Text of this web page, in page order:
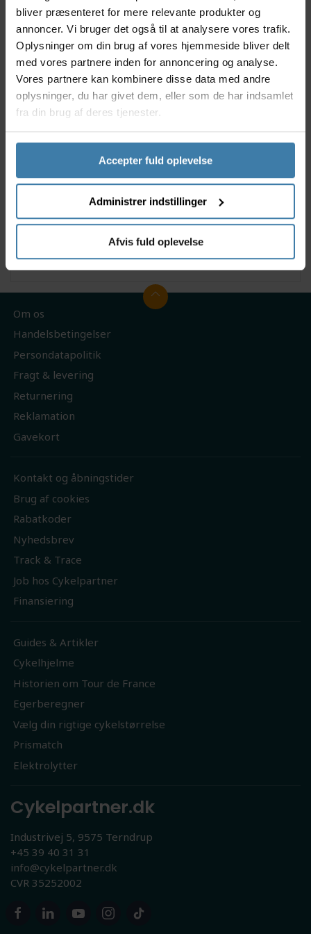
bliver præsenteret for mere relevante produkter og
annoncer. Vi bruger det også til at analysere vores trafik.
Oplysninger om din brug af vores hjemmeside bliver delt
med vores partnere inden for annoncering og analyse.
Vores partnere kan kombinere disse data med andre
oplysninger, du har givet dem, eller som de har indsamlet
fra din brug af deres tjenester.
Accepter fuld oplevelse
Administrer indstillinger
Afvis fuld oplevelse
ydeevne og holdbarhed - uanset om du cykler på
hårde bjergstier eller på landevejen. Takket være
Bikones Dual Cup-teknologi (DC Tech) og topkvalitets
stål lejer, vil du opleve den mest jævne kørsel.
Fakta
Fabrikat: Bikone
Model: T47a for Shimano
Type: T47 gevind
Lejer: Stål ABEC5/P5 - 2RS)
Fuld forseglet
Box bredde: 77mm
Ramme box diameter 47 mm
Krankskåle materiale: 7075 T6 Aluminium
Om os
Handelsbetingelser
Persondatapolitik
Fragt & levering
Returnering
Reklamation
Gavekort
Kontakt og åbningstider
Brug af cookies
Rabatkoder
Nyhedsbrev
Track & Trace
Job hos Cykelpartner
Finansiering
Guides & Artikler
Cykelhjelme
Historien om Tour de France
Egerberegner
Vælg din rigtige cykelstørrelse
Prismatch
Elektrolytter
Cykelpartner.dk
Industrivej 5, 9575 Terndrup
+45 39 40 31 31
info@cykelpartner.dk
CVR 35252002